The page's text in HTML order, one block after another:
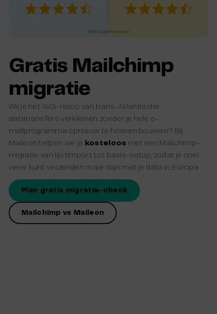
Gratis Mailchimp
migratie
Wil je het AVG-risico van trans-Atlantische
datatransfers verkleinen zonder je hele e-
mailprogramma opnieuw te hoeven bouwen? Bij
Maileon helpen we je kosteloos met een Mailchimp-
migratie: van lijstimport tot basis-setup, zodat je snel
weer kunt verzenden maar dan met je data in Europa.
Plan gratis migratie-check
Mailchimp vs Maileon